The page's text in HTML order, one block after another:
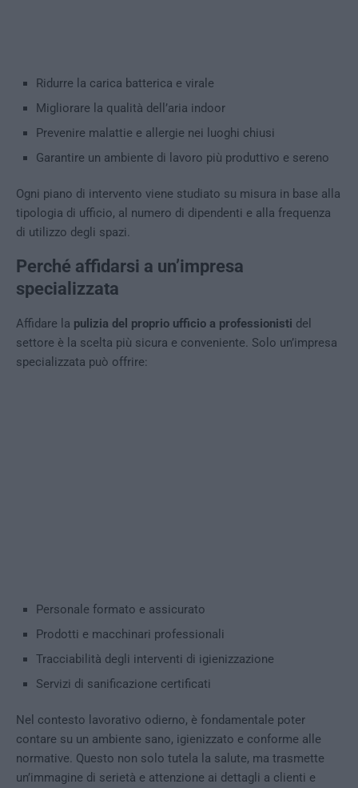
Ridurre la carica batterica e virale
Migliorare la qualità dell’aria indoor
Prevenire malattie e allergie nei luoghi chiusi
Garantire un ambiente di lavoro più produttivo e sereno
Ogni piano di intervento viene studiato su misura in base alla
tipologia di ufficio, al numero di dipendenti e alla frequenza
di utilizzo degli spazi.
Perché affidarsi a un’impresa
specializzata
Affidare la pulizia del proprio ufficio a professionisti del
settore è la scelta più sicura e conveniente. Solo un’impresa
specializzata può offrire:
Personale formato e assicurato
Prodotti e macchinari professionali
Tracciabilità degli interventi di igienizzazione
Servizi di sanificazione certificati
Nel contesto lavorativo odierno, è fondamentale poter
contare su un ambiente sano, igienizzato e conforme alle
normative. Questo non solo tutela la salute, ma trasmette
un’immagine di serietà e attenzione ai dettagli a clienti e